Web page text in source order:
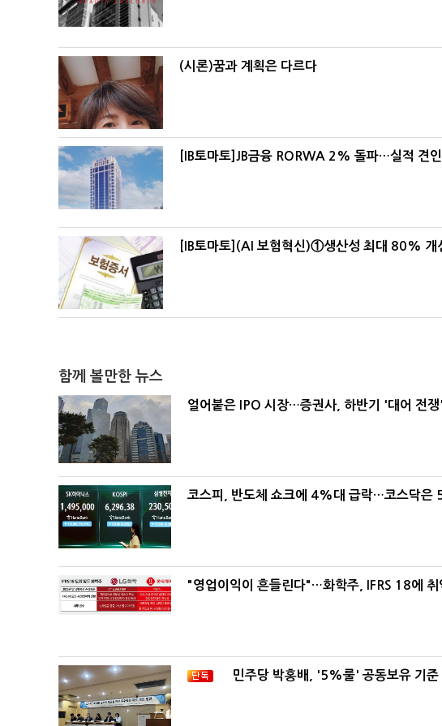
(시론)꿈과 계획은 다르다
[IB토마토]JB금융 RORWA 2% 돌파…실적 견
[IB토마토](AI 보험혁신)①생산성 최대 80%
함께 볼만한 뉴스
얼어붙은 IPO 시장…증권사, 하반기 '대어 전쟁
코스피, 반도체 쇼크에 4%대 급락…코스닥은
"영업이익이 흔들린다"…화학주, IFRS 18에 취
민주당 박홍배, '5%룰' 공동보유 기준